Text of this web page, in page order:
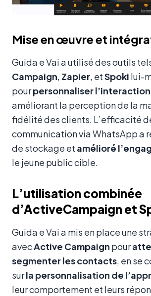
Mise en œuvre et
Guida e Vai a utilisé des outils
Campaign, Zapier, etSpoki lui-
pourpersonnaliser
améliorant la perception de la
fidélité des clients. L’efficacité
communication via WhatsApp a
de stockage et amélioré
le jeune public cible.
L’utilisation combinée
d’ActiveCampaign et
Guida e Vai a mis en place une
avecActive Campaign pour
segmenter les contacts, en se
surla personnalisation de
leur comportement et leurs